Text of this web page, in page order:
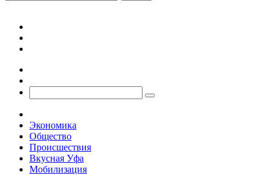
Экономика
Общество
Происшествия
Вкусная Уфа
Мобилизация